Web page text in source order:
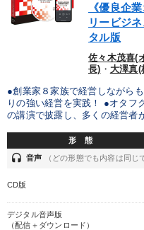
《強い財務を実践する経営
井上和弘の財務力UP
【6月】音声・映像
目的別
財務・数字力の向上 社
組織を強化したい 後継
財務・数字力の向上 リ
《優良企
リービジ
タル版
佐々木茂喜(
長) ・ 大澤真(
●創業家８家族で経営しながら
りの強い経営を実践！ ●オタフ
の講演で披露し、多くの経営者
形 態
headset 音声 （どの形態でも内容は同じ
CD版
デジタル音声版
（配信＋ダウンロード）